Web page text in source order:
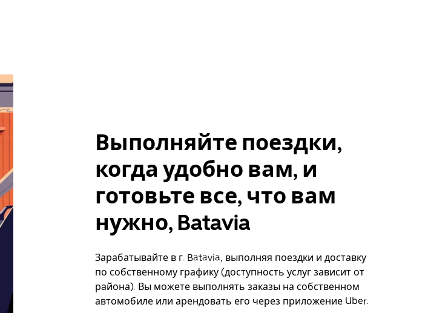
Выполняйте поездки,
когда удобно вам, и
готовьте все, что вам
нужно, Batavia
Зарабатывайте в г. Batavia, выполняя поездки и доставку
по собственному графику (доступность услуг зависит от
района). Вы можете выполнять заказы на собственном
автомобиле или арендовать его через приложение Uber.